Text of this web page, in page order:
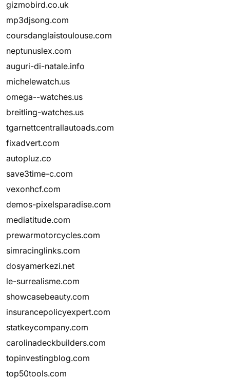
gizmobird.co.uk
mp3djsong.com
coursdanglaistoulouse.com
neptunuslex.com
auguri-di-natale.info
michelewatch.us
omega--watches.us
breitling-watches.us
tgarnettcentrallautoads.com
fixadvert.com
autopluz.co
save3time-c.com
vexonhcf.com
demos-pixelsparadise.com
mediatitude.com
prewarmotorcycles.com
simracinglinks.com
dosyamerkezi.net
le-surrealisme.com
showcasebeauty.com
insurancepolicyexpert.com
statkeycompany.com
carolinadeckbuilders.com
topinvestingblog.com
top50tools.com